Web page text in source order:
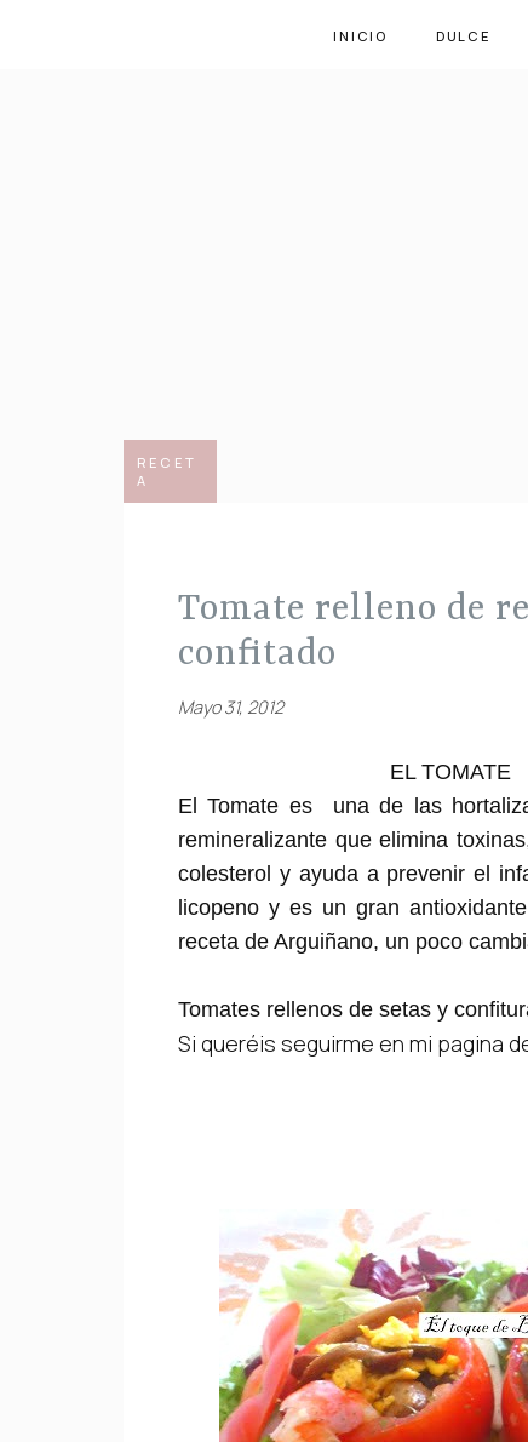
INICIO DULCE
RECET
A
tomate relleno de revuelto de setas y tomate
confitado
Mayo 31, 2012
EL TOMATE
El Tomate es una de las
remineralizante que elimina
colesterol y ayuda a prevenir el
licopeno y es un gran
receta de Arguiñano, un poco
Tomates rellenos de setas y
Si queréis seguirme en mi